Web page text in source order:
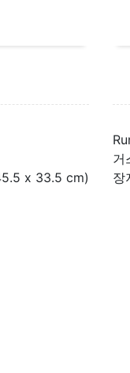
x 33.5 cm)
거
장